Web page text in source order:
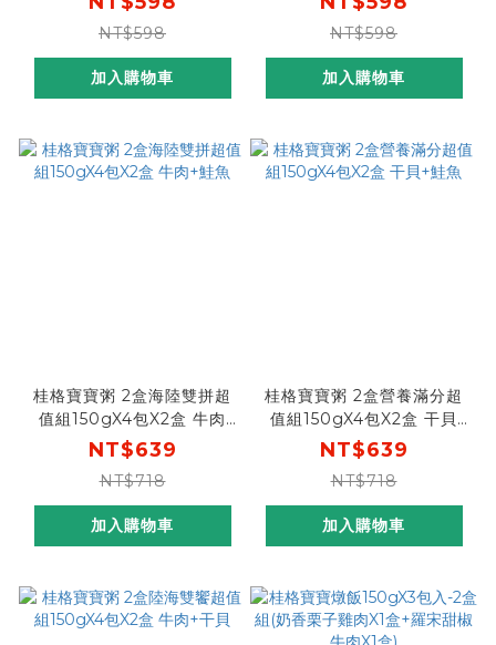
NT$598
加入購物車
NT$598
加入購物車
桂格寶寶粥 2盒海陸雙拼超
值組150gX4包X2盒 牛肉
+鮭魚
NT$639
NT$718
加入購物車
桂格寶寶粥 2盒營養滿分超
值組150gX4包X2盒 干貝
+鮭魚
NT$639
NT$718
加入購物車